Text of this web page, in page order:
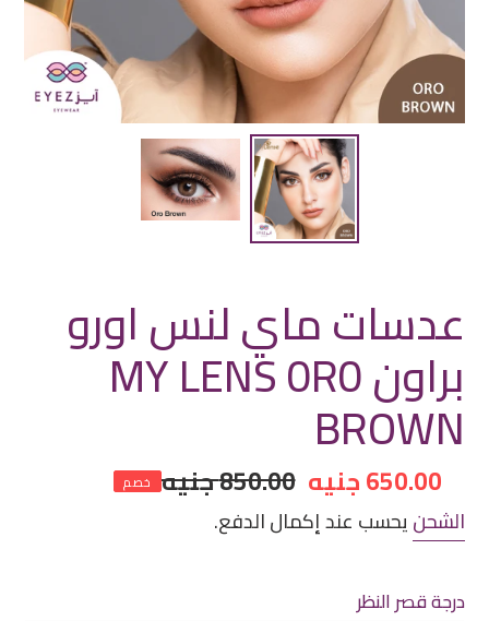
عدسات ماي لنس اورو
براون MY LENS 0R0
BROWN
سعر
مخفض
650.00 جنيه سعر
عادي
850.00 جنيه خصم
الشحنيحسب عند إكمال الدفع.
درجة قصر النظر